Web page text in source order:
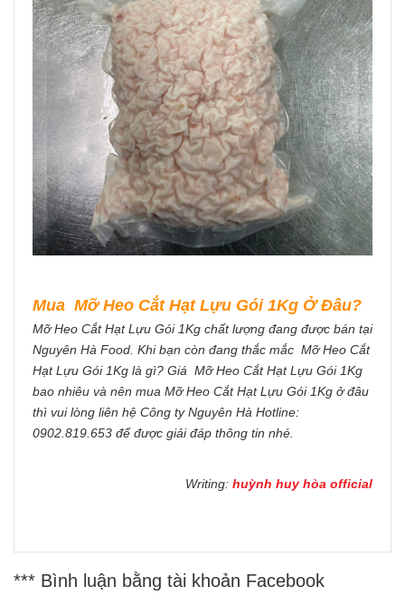
Mua Mỡ Heo Cắt Hạt Lựu Gói 1Kg Ở Đâu?
Mỡ Heo Cắt Hạt Lựu Gói 1Kg chất lượng đang được bán tại
Nguyên Hà Food. Khi bạn còn đang thắc mắc Mỡ Heo Cắt
Hạt Lựu Gói 1Kg là gì? Giá Mỡ Heo Cắt Hạt Lựu Gói 1Kg
bao nhiêu và nên mua Mỡ Heo Cắt Hạt Lựu Gói 1Kg ở đâu
thì vui lòng liên hệ Công ty Nguyên Hà Hotline:
0902.819.653 để được giải đáp thông tin nhé.
Writing: huỳnh huy hòa official
*** Bình luận bằng tài khoản Facebook